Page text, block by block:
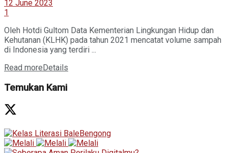
12 June 2023
1
Oleh Hotdi Gultom Data Kementerian Lingkungan Hidup dan
Kehutanan (KLHK) pada tahun 2021 mencatat volume sampah
di Indonesia yang terdiri ...
Read more Details
Temukan Kami